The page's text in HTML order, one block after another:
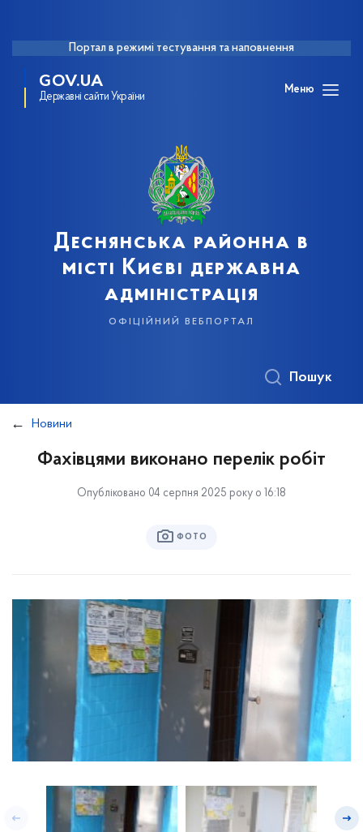
Портал в режимі тестування та наповнення
GOV.UA
Державні сайти України
Меню
Деснянська районна в
місті Києві державна
адміністрація
офіційний вебпортал
Пошук
Новини
Фахівцями виконано перелік робіт
Опубліковано 04 серпня 2025 року о 16:18
ФОТО